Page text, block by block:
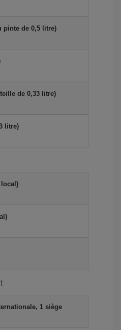
pinte de 0,5 litre)
de 0,33 litre)
litre)
1 siège